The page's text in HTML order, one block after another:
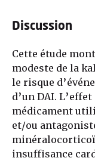
Discussion
Cette étude
modeste de la
le risque
d’un DAI.
médicament
et/ou
insuffisance